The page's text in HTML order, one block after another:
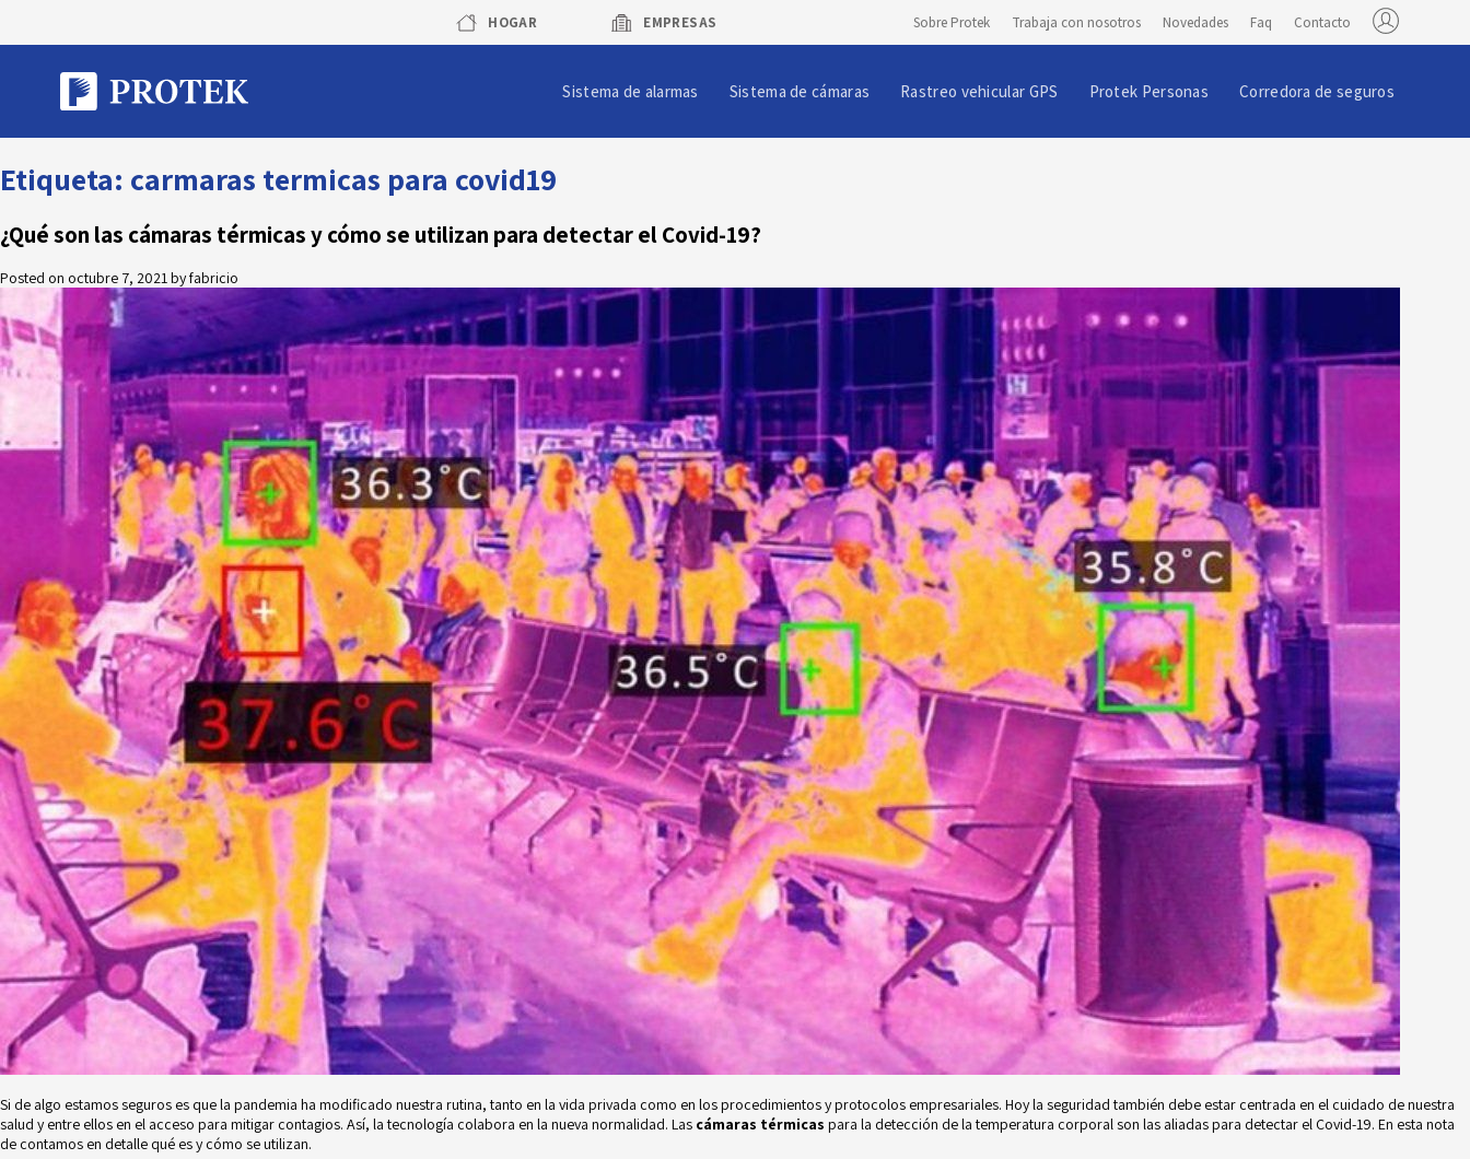
content
HOGAR EMPRESAS Sobre Protek Trabaja con nosotros Novedades Faq Contacto
Sistema de alarmas Sistema de cámaras Rastreo vehicular GPS Protek Personas Corredora de seguros
Etiqueta: carmaras termicas para covid19
¿Qué son las cámaras térmicas y cómo se utilizan para detectar el Covid-19?
Posted on octubre 7, 2021byfabricio
Si de algo estamos seguros es que la pandemia ha modificado nuestra rutina, tanto en la vida privada como en los procedimientos y protocolos empresariales. Hoy la seguridad también debe estar centrada en el cuidado de nuestra
salud y entre ellos en el acceso para mitigar contagios. Así, la tecnología colabora en la nueva normalidad. Las cámaras térmicas para la detección de la temperatura corporal son las aliadas para detectar el Covid-19. En esta nota
de contamos en detalle qué es y cómo se utilizan.